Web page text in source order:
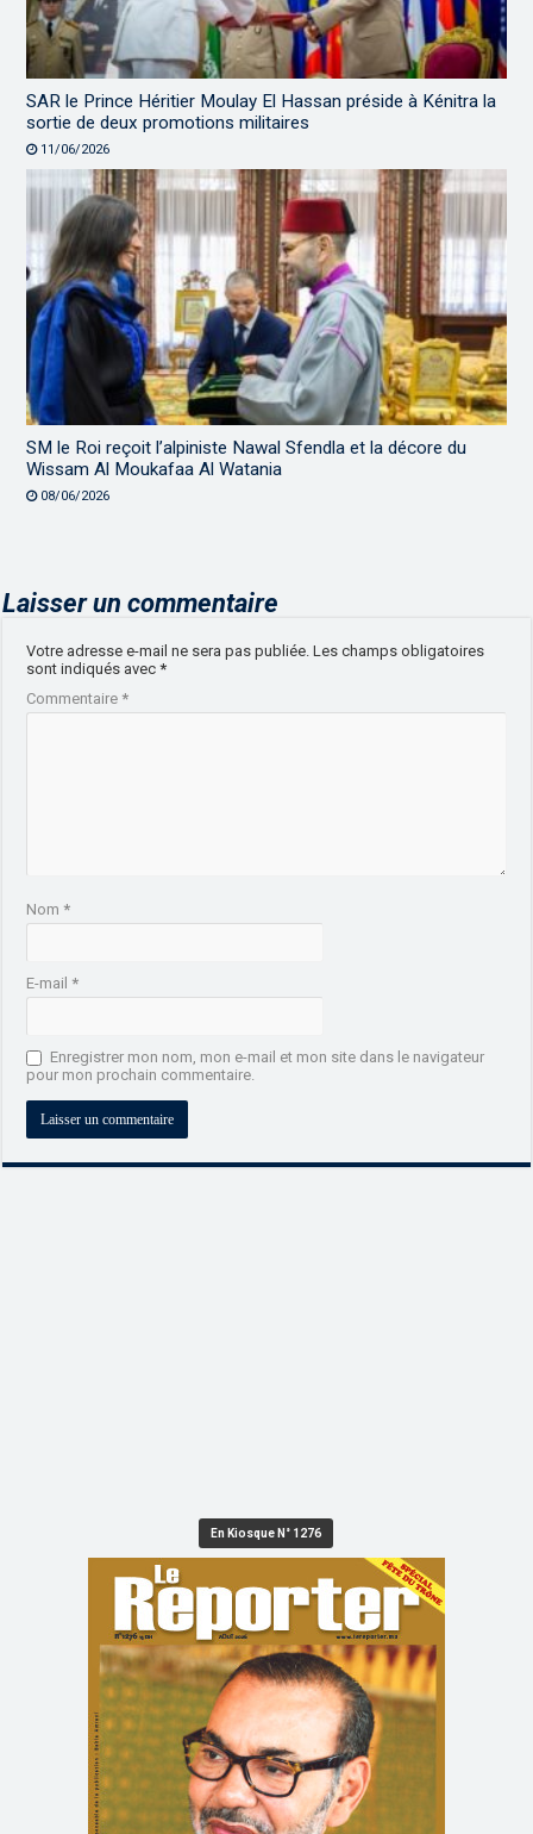
SAR le Prince Héritier Moulay El Hassan préside à Kénitra la
sortie de deux promotions militaires
11/06/2026
SM le Roi reçoit l’alpiniste Nawal Sfendla et la décore du
Wissam Al Moukafaa Al Watania
08/06/2026
Laisser un commentaire
Votre adresse e-mail ne sera pas publiée. Les champs obligatoires
sont indiqués avec*
Commentaire*
Nom*
E-mail*
Enregistrer mon nom, mon e-mail et mon site dans le navigateur
pour mon prochain commentaire.
En Kiosque N° 1276